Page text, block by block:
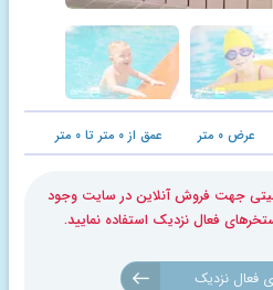
عرض۰ متر عمق از۰ متر تا۰ متر
جهت فروش آنلاین در سایت وجود
فعال نزدیک استفاده نمایید.
فعال نزدیک